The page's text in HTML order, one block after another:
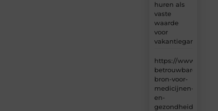
huren als
vaste
waarde
voor
vakantiegangers
https://
betrouwbare-
bron-voor-
medicijnen-
en-